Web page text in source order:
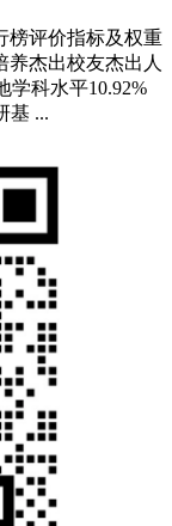
榜评价指标及权重
养杰出校友杰出人
学科水平10.92%
基 ...